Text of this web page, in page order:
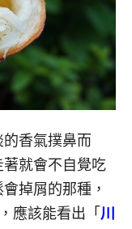
的香氣撲鼻而
就會不自覺吃
掉屑的那種，
應該能看出「 川